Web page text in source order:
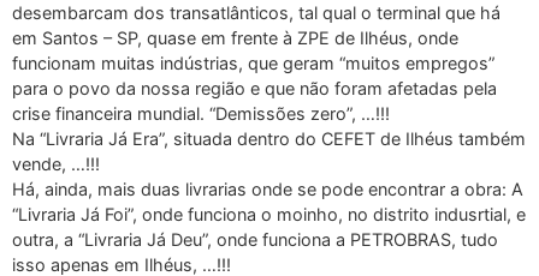
desembarcam dos transatlânticos, tal qual o terminal que há
em Santos – SP, quase em frente à ZPE de Ilhéus, onde
funcionam muitas indústrias, que geram “muitos empregos”
para o povo da nossa região e que não foram afetadas pela
crise financeira mundial. “Demissões zero”, …!!!
Na “Livraria Já Era”, situada dentro do CEFET de Ilhéus também
vende, …!!!
Há, ainda, mais duas livrarias onde se pode encontrar a obra: A
“Livraria Já Foi”, onde funciona o moinho, no distrito indusrtial, e
outra, a “Livraria Já Deu”, onde funciona a PETROBRAS, tudo
isso apenas em Ilhéus, …!!!